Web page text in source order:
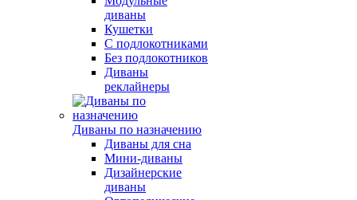
диваны
Кушетки
С подлокотниками
Без подлокотников
Диваны
реклайнеры
Диваны по назначению
Диваны для сна
Мини-диваны
Дизайнерские
диваны